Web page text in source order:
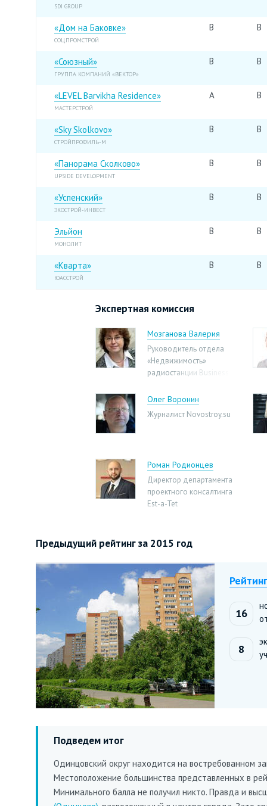
SDI GROUP
«Дом на Баковке»
СОЦПРОМСТРОЙ
B B
«Союзный»
ГРУППА КОМПАНИЙ «ВЕКТОР»
B B
«LEVEL Barvikha Residence»
МАСТЕРСТРОЙ
A B
«Sky Skolkovo»
СТРОЙПРОФИЛЬ-М
B B
«Панорама Сколково»
UPSIDE DEVELOPMENT
B B
«Успенский»
ЭКОСТРОЙ-ИНВЕСТ
B B
Эльйон
МОНОЛИТ
B B
«Кварта»
ЮАССТРОЙ
B B
Экспертная комиссия
Мозганова Валерия
Руководитель отдела
«Недвижимость»
радиостанции Business
Олег Воронин
Журналист Novostroy.su
Роман Родионцев
Директор департамента
проектного консалтинга
Est-a-Tet
Предыдущий рейтинг за 2015 год
16
8
Подведем итог
Одинцовский округ находится на востребованном
Местоположение большинства представленных в
Минимального балла не получил никто. Правда и